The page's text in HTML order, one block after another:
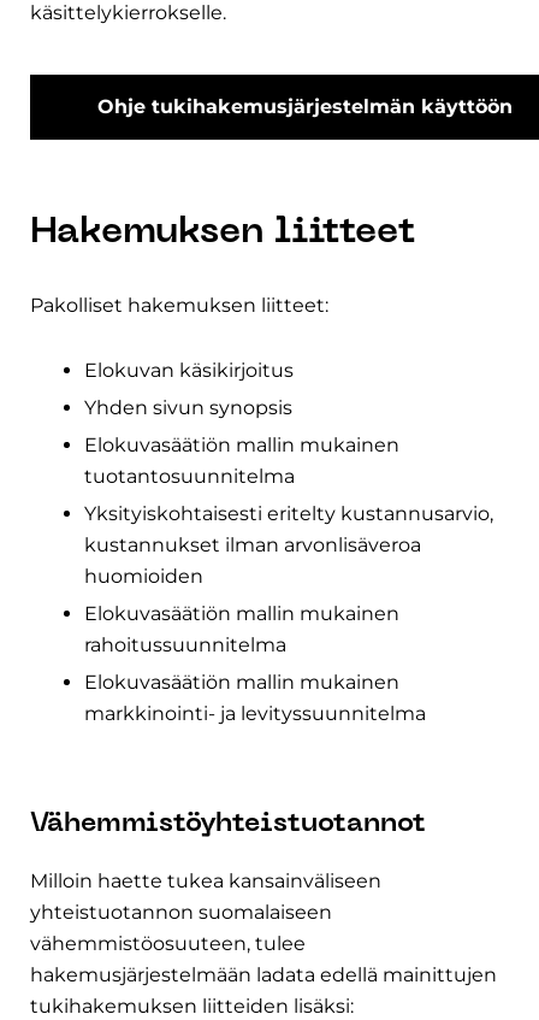
käsittelykierrokselle.
Ohje tukihakemusjärjestelmän käyttöön
Hakemuksen liitteet
Pakolliset hakemuksen liitteet:
Elokuvan käsikirjoitus
Yhden sivun synopsis
Elokuvasäätiön mallin mukainen
tuotantosuunnitelma
Yksityiskohtaisesti eritelty kustannusarvio,
kustannukset ilman arvonlisäveroa
huomioiden
Elokuvasäätiön mallin mukainen
rahoitussuunnitelma
Elokuvasäätiön mallin mukainen
markkinointi- ja levityssuunnitelma
Vähemmistöyhteistuotannot
Milloin haette tukea kansainväliseen
yhteistuotannon suomalaiseen
vähemmistöosuuteen, tulee
hakemusjärjestelmään ladata edellä mainittujen
tukihakemuksen liitteiden lisäksi: